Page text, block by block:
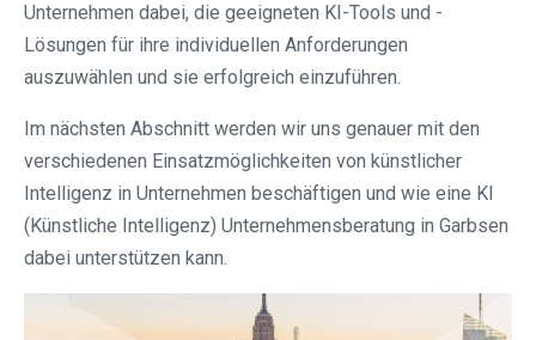
Unternehmen dabei, die geeigneten KI-Tools und -
Lösungen für ihre individuellen Anforderungen
auszuwählen und sie erfolgreich einzuführen.
Im nächsten Abschnitt werden wir uns genauer mit den
verschiedenen Einsatzmöglichkeiten von künstlicher
Intelligenz in Unternehmen beschäftigen und wie eine KI
(Künstliche Intelligenz) Unternehmensberatung in Garbsen
dabei unterstützen kann.